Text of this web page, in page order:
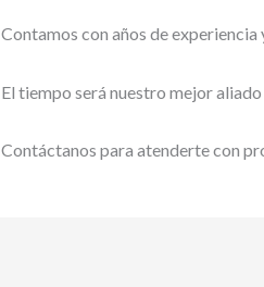
Contamos con años de
El tiempo será nuestro mejor aliado
Contáctanos para atenderte con